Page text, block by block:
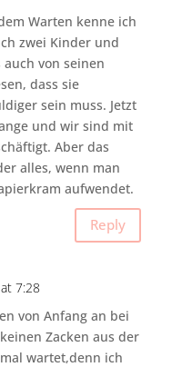
Warten kenne ich
zwei Kinder und
von seinen
dass sie
sein muss. Jetzt
und wir sind mit
Aber das
alles, wenn man
aufwendet.
Reply
7:28
von Anfang an bei
Zacken aus der
wartet,denn ich